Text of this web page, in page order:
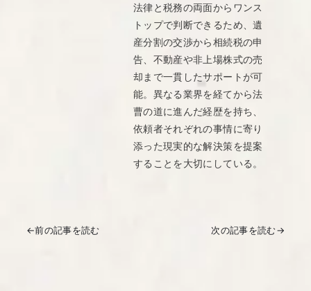
法律と税務の両面からワンス
トップで判断できるため、遺
産分割の交渉から相続税の申
告、不動産や非上場株式の売
却まで一貫したサポートが可
能。異なる業界を経てから法
曹の道に進んだ経歴を持ち、
依頼者それぞれの事情に寄り
添った現実的な解決策を提案
することを大切にしている。
←前の記事を読む 次の記事を読む→